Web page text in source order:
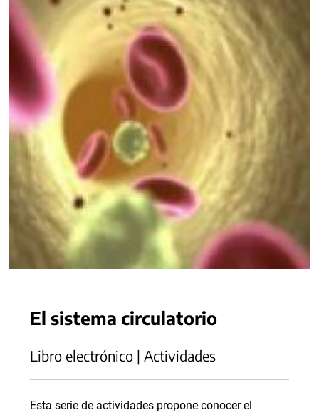
El sistema circulatorio
Libro electrónico | Actividades
Esta serie de actividades propone conocer el